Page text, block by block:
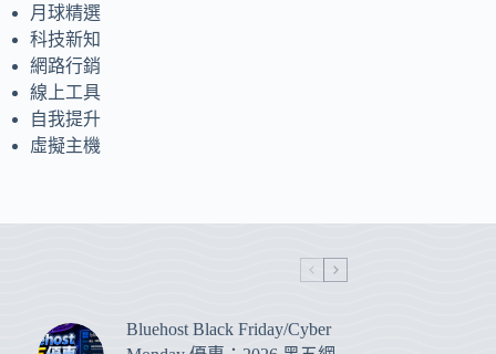
月球精選
科技新知
網路行銷
線上工具
自我提升
虛擬主機
Bluehost Black Friday/Cyber